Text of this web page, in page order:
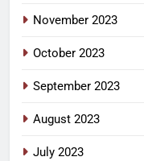
November 2023
October 2023
September 2023
August 2023
July 2023